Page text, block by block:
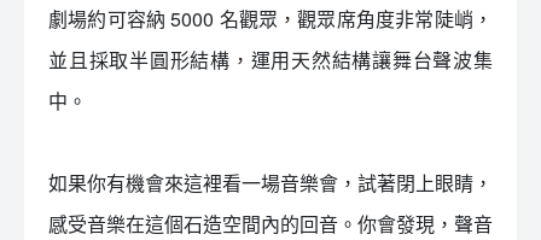
劇場約可容納 5000 名觀眾，觀眾席角度非常陡峭，
並且採取半圓形結構，運用天然結構讓舞台聲波集
中。
如果你有機會來這裡看一場音樂會，試著閉上眼睛，
感受音樂在這個石造空間內的回音。你會發現，聲音